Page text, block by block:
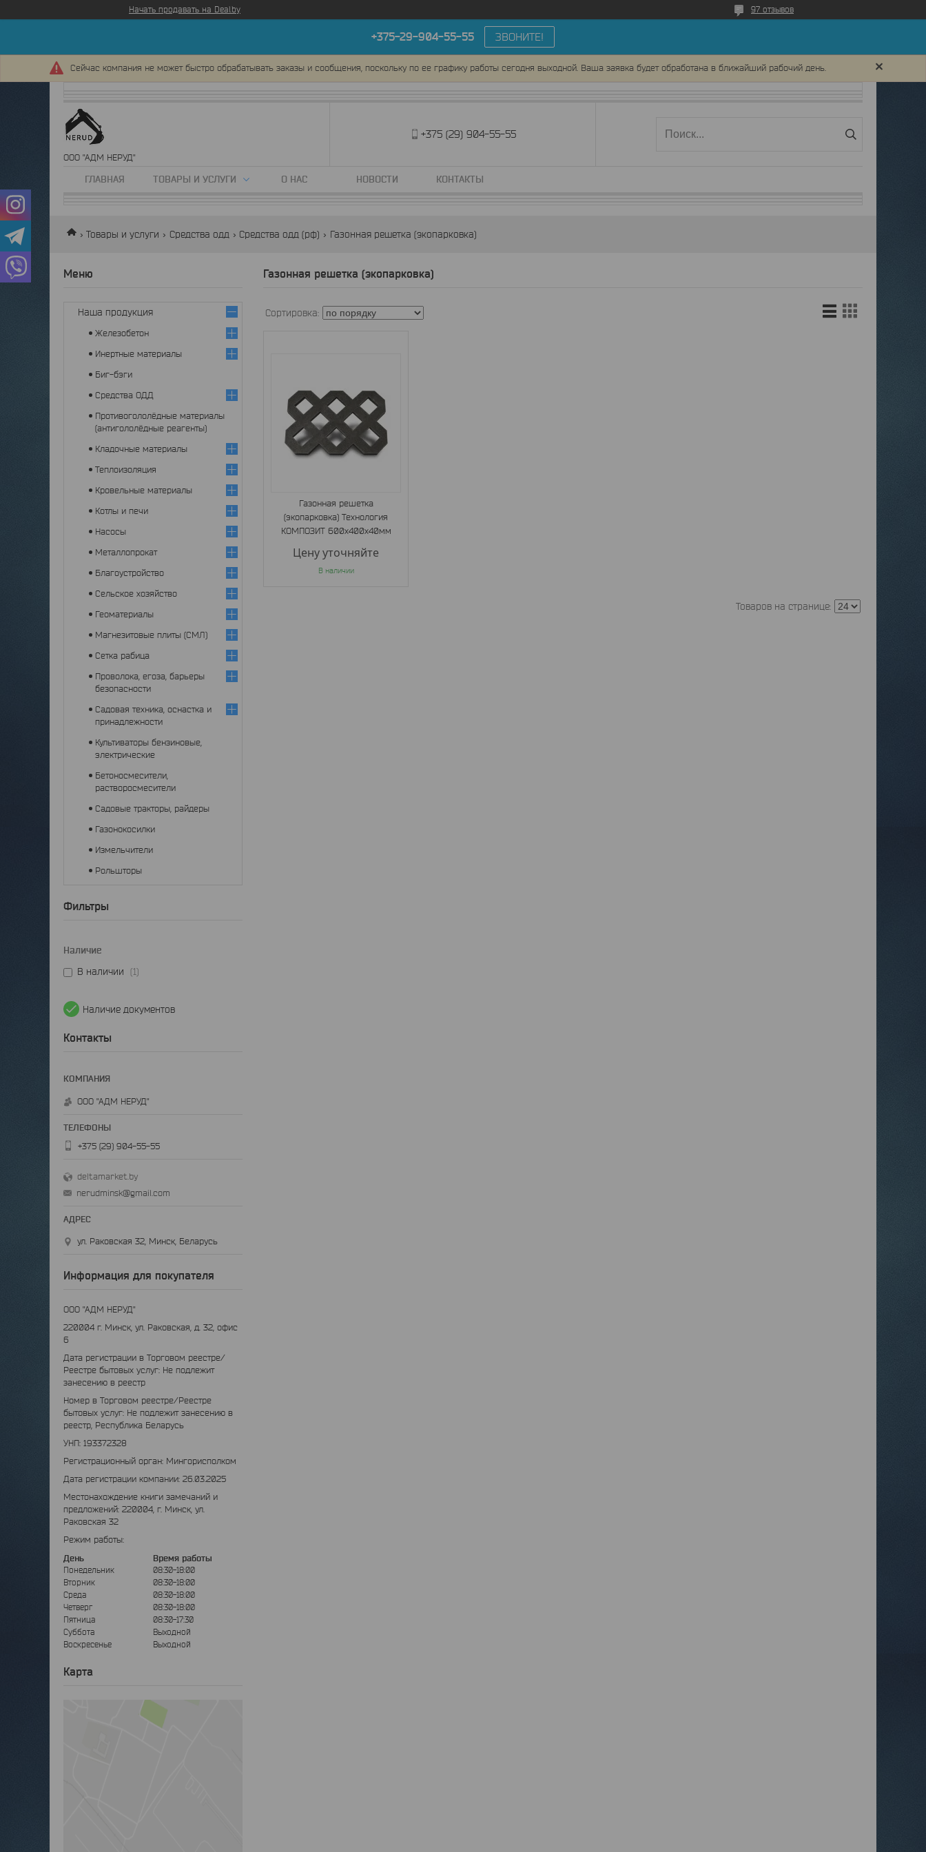
Начать продавать на Deal.by 97 отзывов
+375-29-904-55-55 ЗВОНИТЕ!
Сейчас компания не может быстро обрабатывать заказы и сообщения, поскольку по ее графику работы сегодня выходной. Ваша заявка будет обработана в ближайший рабочий день.
ООО "АДМ НЕРУД"
+375 (29) 904-55-55
ГЛАВНАЯ ТОВАРЫ И УСЛУГИ О НАС НОВОСТИ КОНТАКТЫ
Товары и услуги Средства одд Средства одд (рф) Газонная решетка (экопарковка)
Газонная решетка (экопарковка)
Газонная решетка
(экопарковка) Технология
КОМПОЗИТ 600х400х40мм
Цену уточняйте
В наличии
Наша продукция
Железобетон
Инертные материалы
Биг-бэги
Средства ОДД
Противогололёдные материалы
(антигололёдные реагенты)
Кладочные материалы
Теплоизоляция
Кровельные материалы
Котлы и печи
Насосы
Металлопрокат
Благоустройство
Сельское хозяйство
Геоматериалы
Магнезитовые плиты (СМЛ)
Сетка рабица
Проволока, егоза, барьеры
безопасности
Садовая техника, оснастка и
принадлежности
Культиваторы бензиновые,
электрические
Бетоносмесители,
растворосмесители
Садовые тракторы, райдеры
Газонокосилки
Измельчители
Рольшторы
Фильтры
Наличие
В наличии
1
Наличие документов
Контакты
ООО "АДМ НЕРУД"
+375 (29) 904-55-55
deltamarket.by
nerudminsk@gmail.com
ул. Раковская 32, Минск, Беларусь
Информация для покупателя
ООО "АДМ НЕРУД"
220004 г. Минск, ул. Раковская, д. 32, офис
6
Дата регистрации в Торговом реестре/
Реестре бытовых услуг: Не подлежит
занесению в реестр
Номер в Торговом реестре/Реестре
бытовых услуг: Не подлежит занесению в
реестр, Республика Беларусь
УНП: 193372328
Регистрационный орган: Мингорисполком
Дата регистрации компании: 26.03.2025
Местонахождение книги замечаний и
предложений: 220004, г. Минск, ул.
Раковская 32
Режим работы:
День Время работы
Понедельник
08:30-18:00
Вторник
08:30-18:00
Среда
08:30-18:00
Четверг
08:30-18:00
Пятница
08:30-17:30
Суббота
Выходной
Воскресенье
Выходной
Карта